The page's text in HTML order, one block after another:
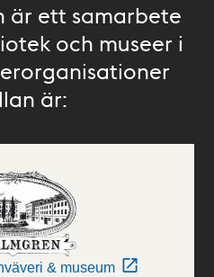
är ett samarbete
och museer i
är:
& museum